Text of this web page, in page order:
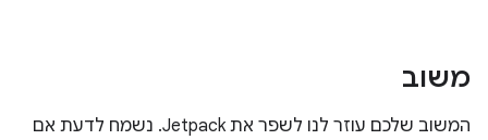
משוב
המשוב שלכם עוזר לנו לשפר את Jetpack. נשמח לדעת אם